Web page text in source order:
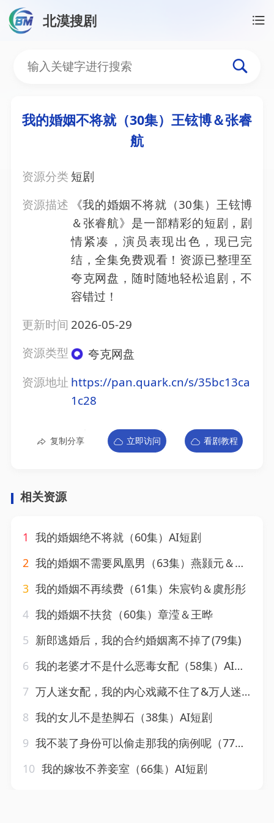
北漠搜剧
我的婚姻不将就（30集）
我的婚姻不将就（30集）王铉博＆张睿
航
资源分类 短剧
资源描述
《我的婚姻不将就（30集）王铉博
＆张睿航》是一部精彩的短剧，剧
情紧凑，演员表现出色，现已完
结，全集免费观看！资源已整理至
夸克网盘，随时随地轻松追剧，不
容错过！
更新时间 2026-05-29
资源类型
夸克网盘
资源地址 https://pan.quark.cn/s/35bc13ca
1c28
复制分享 立即访问 看剧教程
相关资源
1 我的婚姻绝不将就（60集）AI短剧
2 我的婚姻不需要凤凰男（63集）燕颢元＆雷小米
3 我的婚姻不再续费（61集）朱宸钧＆虞彤彤
4 我的婚姻不扶贫（60集）章滢＆王晔
5 新郎逃婚后，我的合约婚姻离不掉了(79集)
6 我的老婆才不是什么恶毒女配（58集）AI短剧
7 万人迷女配，我的内心戏藏不住了&万人迷女配我的内心戏藏不住了（144集）AI短剧
8 我的女儿不是垫脚石（38集）AI短剧
9 我不装了身份可以偷走那我的病例呢（77集）杨新锐&李科霖
10 我的嫁妆不养妾室（66集）AI短剧